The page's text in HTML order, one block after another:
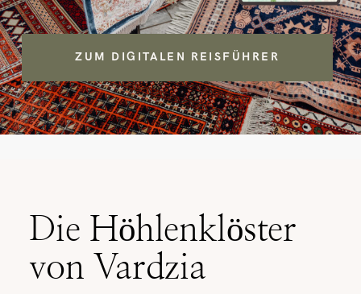
ZUM DIGITALEN REISFÜHRER
Die Höhlenklöster
von Vardzia